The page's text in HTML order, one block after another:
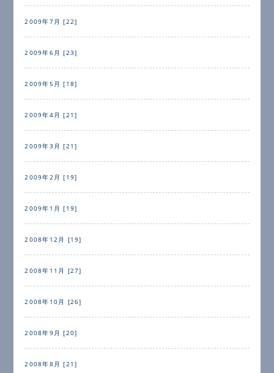
2009年7月 [22]
2009年6月 [23]
2009年5月 [18]
2009年4月 [21]
2009年3月 [21]
2009年2月 [19]
2009年1月 [19]
2008年12月 [19]
2008年11月 [27]
2008年10月 [26]
2008年9月 [20]
2008年8月 [21]